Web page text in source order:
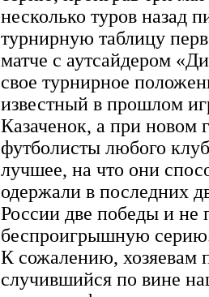
несколько туров назад
турнирную таблицу
матче с аутсайдером
свое турнирное
известный в прошлом
Казаченок, а при новом
футболисты любого
лучшее, на что они
одержали в последних
России две победы и не
беспроигрышную
К сожалению, хозяевам
случившийся по вине